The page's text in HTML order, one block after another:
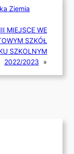
Ziemia
III MIEJSCE WE
SZKÓŁ
SZKOLNYM
2022/2023
»